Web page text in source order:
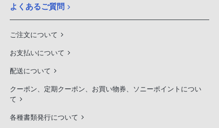
よくあるご質問
ご注文について
お支払いについて
配送について
クーポン、定期クーポン、お買い物券、ソニーポイントについ
て
各種書類発行について